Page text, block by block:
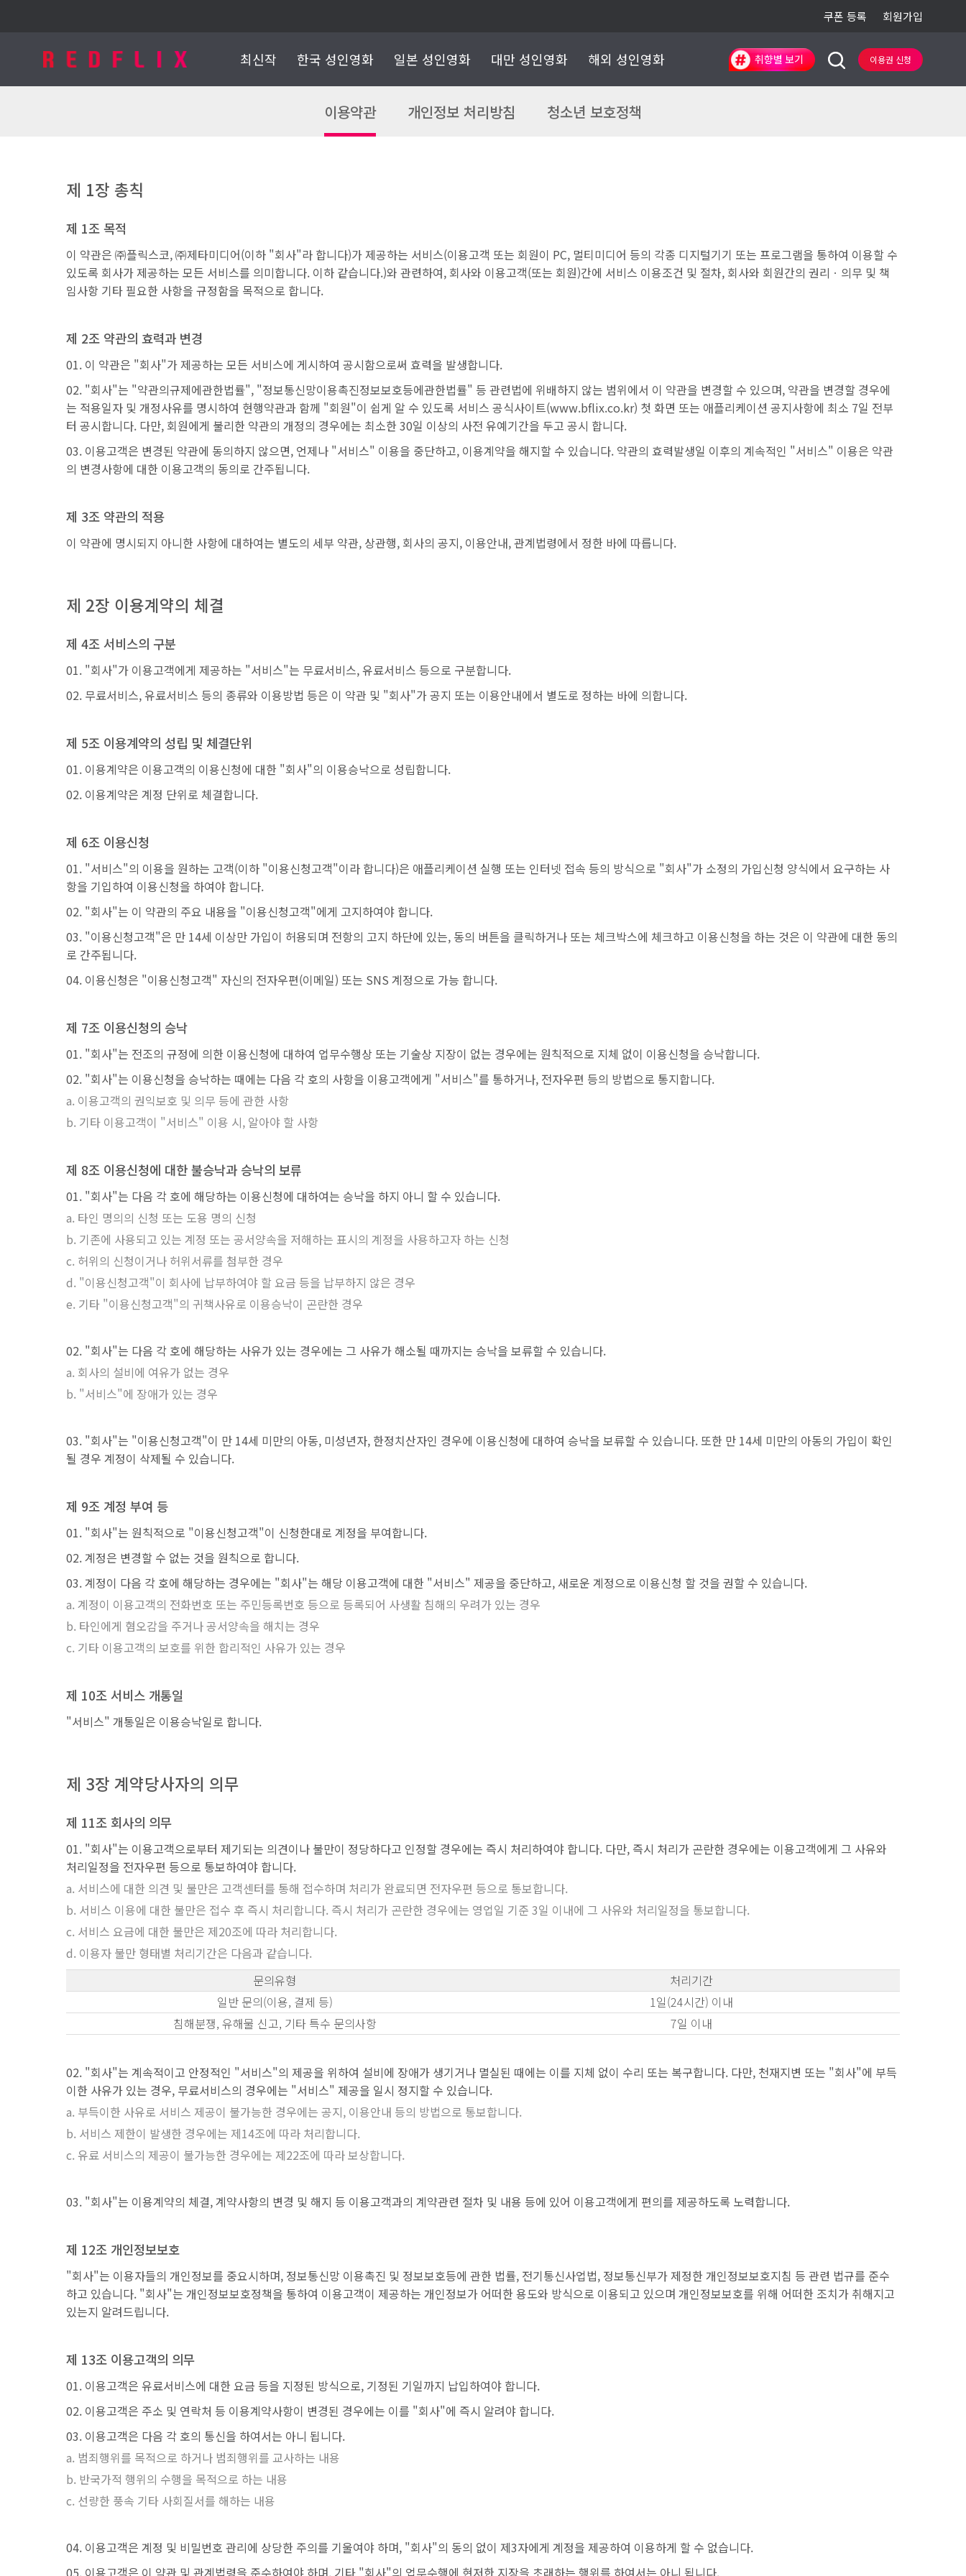
쿠폰 등록 회원가입
최신작 한국 성인영화 일본 성인영화 대만 성인영화 해외 성인영화 일본AV
취향별 보기 이용권 신청
이용약관 개인정보 처리방침 청소년 보호정책
제 1장 총칙
제 1조 목적
이 약관은 ㈜플릭스코, ㈜제타미디어(이하 "회사"라 합니다)가 제공하는 서비스(이용고객 또는 회원이 PC, 멀티미디어 등의 각종 디지털기기 또는 프로그램을 통하여 이용할 수
있도록 회사가 제공하는 모든 서비스를 의미합니다. 이하 같습니다.)와 관련하여, 회사와 이용고객(또는 회원)간에 서비스 이용조건 및 절차, 회사와 회원간의 권리ㆍ의무 및 책
임사항 기타 필요한 사항을 규정함을 목적으로 합니다.
제 2조 약관의 효력과 변경
이 약관은 "회사"가 제공하는 모든 서비스에 게시하여 공시함으로써 효력을 발생합니다.
"회사"는 "약관의규제에관한법률", "정보통신망이용촉진정보보호등에관한법률" 등 관련법에 위배하지 않는 범위에서 이 약관을 변경할 수 있으며, 약관을 변경할 경우에
는 적용일자 및 개정사유를 명시하여 현행약관과 함께 "회원"이 쉽게 알 수 있도록 서비스 공식사이트(www.bflix.co.kr) 첫 화면 또는 애플리케이션 공지사항에 최소 7일 전부
터 공시합니다. 다만, 회원에게 불리한 약관의 개정의 경우에는 최소한 30일 이상의 사전 유예기간을 두고 공시 합니다.
이용고객은 변경된 약관에 동의하지 않으면, 언제나 "서비스" 이용을 중단하고, 이용계약을 해지할 수 있습니다. 약관의 효력발생일 이후의 계속적인 "서비스" 이용은 약관
의 변경사항에 대한 이용고객의 동의로 간주됩니다.
제 3조 약관의 적용
이 약관에 명시되지 아니한 사항에 대하여는 별도의 세부 약관, 상관행, 회사의 공지, 이용안내, 관계법령에서 정한 바에 따릅니다.
제 2장 이용계약의 체결
제 4조 서비스의 구분
"회사"가 이용고객에게 제공하는 "서비스"는 무료서비스, 유료서비스 등으로 구분합니다.
무료서비스, 유료서비스 등의 종류와 이용방법 등은 이 약관 및 "회사"가 공지 또는 이용안내에서 별도로 정하는 바에 의합니다.
제 5조 이용계약의 성립 및 체결단위
이용계약은 이용고객의 이용신청에 대한 "회사"의 이용승낙으로 성립합니다.
이용계약은 계정 단위로 체결합니다.
제 6조 이용신청
"서비스"의 이용을 원하는 고객(이하 "이용신청고객"이라 합니다)은 애플리케이션 실행 또는 인터넷 접속 등의 방식으로 "회사"가 소정의 가입신청 양식에서 요구하는 사
항을 기입하여 이용신청을 하여야 합니다.
"회사"는 이 약관의 주요 내용을 "이용신청고객"에게 고지하여야 합니다.
"이용신청고객"은 만 14세 이상만 가입이 허용되며 전항의 고지 하단에 있는, 동의 버튼을 클릭하거나 또는 체크박스에 체크하고 이용신청을 하는 것은 이 약관에 대한 동의
로 간주됩니다.
이용신청은 "이용신청고객" 자신의 전자우편(이메일) 또는 SNS 계정으로 가능 합니다.
제 7조 이용신청의 승낙
"회사"는 전조의 규정에 의한 이용신청에 대하여 업무수행상 또는 기술상 지장이 없는 경우에는 원칙적으로 지체 없이 이용신청을 승낙합니다.
"회사"는 이용신청을 승낙하는 때에는 다음 각 호의 사항을 이용고객에게 "서비스"를 통하거나, 전자우편 등의 방법으로 통지합니다.
이용고객의 권익보호 및 의무 등에 관한 사항
기타 이용고객이 "서비스" 이용 시, 알아야 할 사항
제 8조 이용신청에 대한 불승낙과 승낙의 보류
"회사"는 다음 각 호에 해당하는 이용신청에 대하여는 승낙을 하지 아니 할 수 있습니다.
타인 명의의 신청 또는 도용 명의 신청
기존에 사용되고 있는 계정 또는 공서양속을 저해하는 표시의 계정을 사용하고자 하는 신청
허위의 신청이거나 허위서류를 첨부한 경우
"이용신청고객"이 회사에 납부하여야 할 요금 등을 납부하지 않은 경우
기타 "이용신청고객"의 귀책사유로 이용승낙이 곤란한 경우
"회사"는 다음 각 호에 해당하는 사유가 있는 경우에는 그 사유가 해소될 때까지는 승낙을 보류할 수 있습니다.
회사의 설비에 여유가 없는 경우
"서비스"에 장애가 있는 경우
"회사"는 "이용신청고객"이 만 14세 미만의 아동, 미성년자, 한정치산자인 경우에 이용신청에 대하여 승낙을 보류할 수 있습니다. 또한 만 14세 미만의 아동의 가입이 확인
될 경우 계정이 삭제될 수 있습니다.
제 9조 계정 부여 등
"회사"는 원칙적으로 "이용신청고객"이 신청한대로 계정을 부여합니다.
계정은 변경할 수 없는 것을 원칙으로 합니다.
계정이 다음 각 호에 해당하는 경우에는 "회사"는 해당 이용고객에 대한 "서비스" 제공을 중단하고, 새로운 계정으로 이용신청 할 것을 권할 수 있습니다.
계정이 이용고객의 전화번호 또는 주민등록번호 등으로 등록되어 사생활 침해의 우려가 있는 경우
타인에게 혐오감을 주거나 공서양속을 해치는 경우
기타 이용고객의 보호를 위한 합리적인 사유가 있는 경우
제 10조 서비스 개통일
"서비스" 개통일은 이용승낙일로 합니다.
제 3장 계약당사자의 의무
제 11조 회사의 의무
"회사"는 이용고객으로부터 제기되는 의견이나 불만이 정당하다고 인정할 경우에는 즉시 처리하여야 합니다. 다만, 즉시 처리가 곤란한 경우에는 이용고객에게 그 사유와
처리일정을 전자우편 등으로 통보하여야 합니다.
서비스에 대한 의견 및 불만은 고객센터를 통해 접수하며 처리가 완료되면 전자우편 등으로 통보합니다.
서비스 이용에 대한 불만은 접수 후 즉시 처리합니다. 즉시 처리가 곤란한 경우에는 영업일 기준 3일 이내에 그 사유와 처리일정을 통보합니다.
서비스 요금에 대한 불만은 제20조에 따라 처리합니다.
이용자 불만 형태별 처리기간은 다음과 같습니다.
문의유형
처리기간
일반 문의(이용, 결제 등)
1일(24시간) 이내
침해분쟁, 유해물 신고, 기타 특수 문의사항
7일 이내
"회사"는 계속적이고 안정적인 "서비스"의 제공을 위하여 설비에 장애가 생기거나 멸실된 때에는 이를 지체 없이 수리 또는 복구합니다. 다만, 천재지변 또는 "회사"에 부득
이한 사유가 있는 경우, 무료서비스의 경우에는 "서비스" 제공을 일시 정지할 수 있습니다.
부득이한 사유로 서비스 제공이 불가능한 경우에는 공지, 이용안내 등의 방법으로 통보합니다.
서비스 제한이 발생한 경우에는 제14조에 따라 처리합니다.
유료 서비스의 제공이 불가능한 경우에는 제22조에 따라 보상합니다.
"회사"는 이용계약의 체결, 계약사항의 변경 및 해지 등 이용고객과의 계약관련 절차 및 내용 등에 있어 이용고객에게 편의를 제공하도록 노력합니다.
제 12조 개인정보보호
"회사"는 이용자들의 개인정보를 중요시하며, 정보통신망 이용촉진 및 정보보호등에 관한 법률, 전기통신사업법, 정보통신부가 제정한 개인정보보호지침 등 관련 법규를 준수
하고 있습니다. "회사"는 개인정보보호정책을 통하여 이용고객이 제공하는 개인정보가 어떠한 용도와 방식으로 이용되고 있으며 개인정보보호를 위해 어떠한 조치가 취해지고
있는지 알려드립니다.
제 13조 이용고객의 의무
이용고객은 유료서비스에 대한 요금 등을 지정된 방식으로, 기정된 기일까지 납입하여야 합니다.
이용고객은 주소 및 연락처 등 이용계약사항이 변경된 경우에는 이를 "회사"에 즉시 알려야 합니다.
이용고객은 다음 각 호의 통신을 하여서는 아니 됩니다.
범죄행위를 목적으로 하거나 범죄행위를 교사하는 내용
반국가적 행위의 수행을 목적으로 하는 내용
선량한 풍속 기타 사회질서를 해하는 내용
이용고객은 계정 및 비밀번호 관리에 상당한 주의를 기울여야 하며, "회사"의 동의 없이 제3자에게 계정을 제공하여 이용하게 할 수 없습니다.
이용고객은 이 약관 및 관계법령을 준수하여야 하며, 기타 "회사"의 업무수행에 현저한 지장을 초래하는 행위를 하여서는 아니 됩니다.